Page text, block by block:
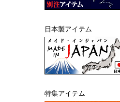
日本製アイテム
特集アイテム